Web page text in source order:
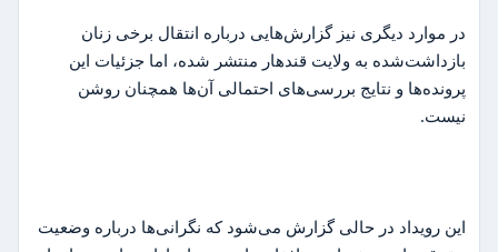
در موارد دیگری نیز گزارش‌هایی درباره انتقال برخی زنان
بازداشت‌شده به ولایت قندهار منتشر شده، اما جزئیات این
پرونده‌ها و نتایج بررسی‌های احتمالی آن‌ها همچنان روشن
نیست.
این رویداد در حالی گزارش می‌شود که نگرانی‌ها درباره وضعیت